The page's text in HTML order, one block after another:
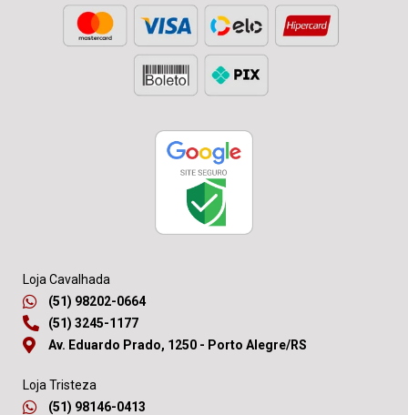
Loja Cavalhada
(51) 98202-0664
(51) 3245-1177
Av. Eduardo Prado, 1250 - Porto Alegre/RS
Loja Tristeza
(51) 98146-0413